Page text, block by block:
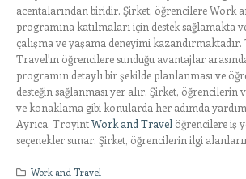
acentalarından biridir. Şirket, öğrencilere Work
programına katılmaları için destek sağlamakta
çalışma ve yaşama deneyimi
Travel'ın öğrencilere sunduğu avantajlar
programın detaylı bir şekilde planlanması ve
desteğin sağlanması yer alır. Şirket, öğrencilerin
ve konaklama gibi konularda her adımda
Ayrıca, TroyintWork and Travel öğrencilere iş
seçenekler sunar. Şirket, öğrencilerin ilgi
Work and Travel